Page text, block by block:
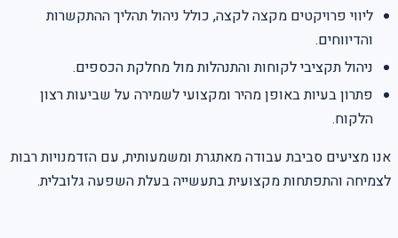
ליווי פרויקטים מקצה לקצה, כולל ניהול תהליך ההתקשרות
והדיווחים.
ניהול תקציבי לקוחות והתנהלות מול מחלקת הכספים.
פתרון בעיות באופן מהיר ומקצועי לשמירה על שביעות רצון
הלקוח.
אנו מציעים סביבת עבודה מאתגרת ומשמעותית, עם הזדמנויות רבות
לצמיחה והתפתחות מקצועית בתעשייה בעלת השפעה גלובלית.